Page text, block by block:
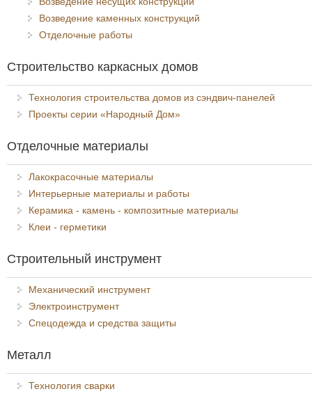
Возведение каменных конструкций
Отделочные работы
Строительство каркасных домов
Технология строительства домов из сэндвич-панелей
Проекты серии «Народный Дом»
Отделочные материалы
Лакокрасочные материалы
Интерьерные материалы и работы
Керамика - камень - композитные материалы
Клеи - герметики
Строительный инструмент
Механический инструмент
Электроинструмент
Спецодежда и средства защиты
Металл
Технология сварки